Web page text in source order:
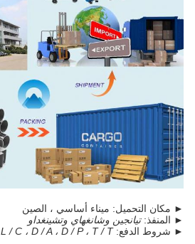
► مكان التحميل: ميناء أساسي ، الصين
► المنفذ:تيانجين وشانغهاي وتشينغداو
► شروط الدفع:L / C ، D / A ، D / P ، T / T